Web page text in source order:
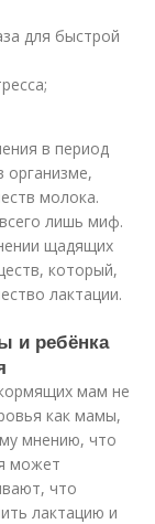
для быстрой
в период
организме,
молока.
лишь миф.
щадящих
который,
лактации.
и ребёнка
мам не
как мамы,
мнению, что
может
что
лактацию и